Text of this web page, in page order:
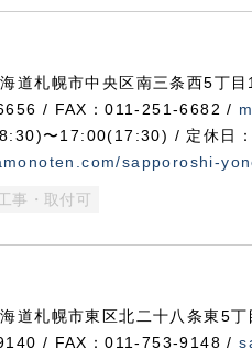
札幌市中央区南三条西5丁目
/ FAX：011-251-6682 /
〜17:00(17:30) / 定休日
sapporoshi-
事・取付可
札幌市東区北二十八条東5丁
/ FAX：011-753-9148 /